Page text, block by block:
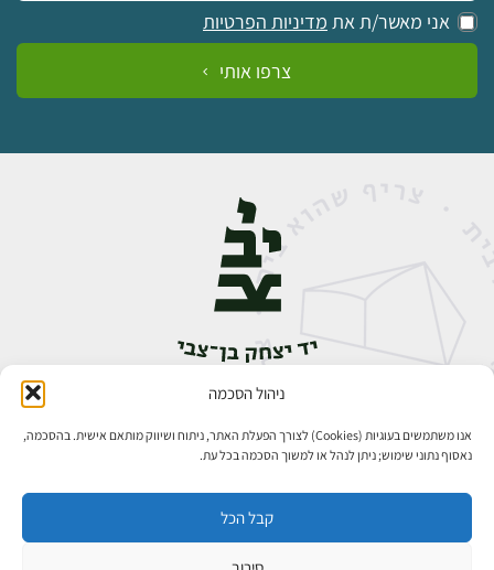
ניהול הסכמה
אנו משתמשים בעוגיות (Cookies) לצורך הפעלת האתר, ניתוח ושיווק מותאם אישית. בהסכמה,
נאסוף נתוני שימוש; ניתן לנהל או למשוך הסכמה בכל עת.
קבל הכל
אני מאשר/ת את מדיניות הפרטיות
צרפו אותי
אבן גבירול 14, רחביה, ירושלים